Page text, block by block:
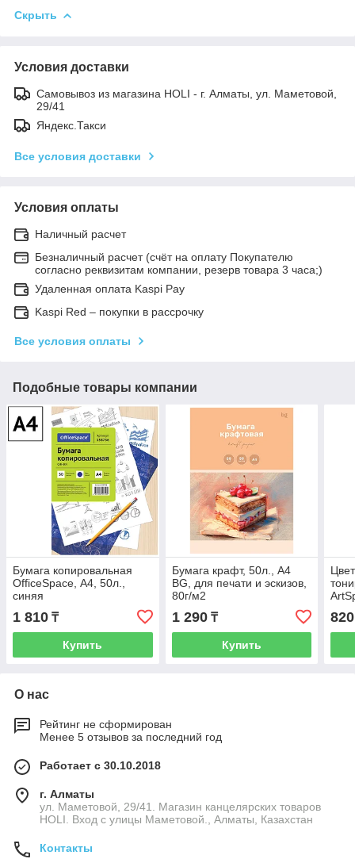
Скрыть
Условия доставки
Самовывоз из магазина HOLI - г. Алматы, ул. Маметовой,
29/41
Яндекс.Такси
Все условия доставки
Условия оплаты
Наличный расчет
Безналичный расчет (счёт на оплату Покупателю
согласно реквизитам компании, резерв товара 3 часа;)
Удаленная оплата Kaspi Pay
Kaspi Red – покупки в рассрочку
Все условия оплаты
Подобные товары компании
Бумага копировальная
OfficeSpace, А4, 50л.,
синяя
1 810 ₸
Купить
Бумага крафт, 50л., А4
BG, для печати и эскизов,
80г/м2
1 290₸
Купить
820
О нас
Рейтинг не сформирован
Менее 5 отзывов за последний год
Работает с 30.10.2018
г. Алматы
ул. Маметовой, 29/41. Магазин канцелярских товаров
HOLI. Вход с улицы Маметовой., Алматы, Казахстан
Контакты